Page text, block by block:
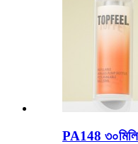
PA148 ৩০মিলি